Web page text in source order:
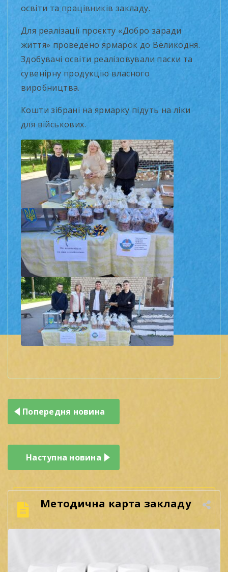
освіти та працівників закладу.
Для реалізації проєкту «Добро заради
життя» проведено ярмарок до Великодня.
Здобувачі освіти реалізовували паски та
сувенірну продукцію власного
виробництва.
Кошти зібрані на ярмарку підуть на ліки
для військових.
Навігація
записів
Попередня новина
Наступна новина
Методична карта закладу